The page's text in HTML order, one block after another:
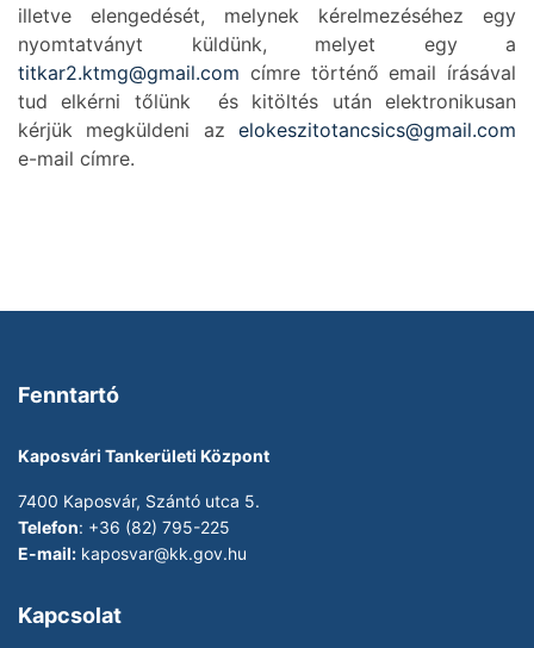
illetve elengedését, melynek kérelmezéséhez egy
nyomtatványt küldünk, melyet egy a
titkar2.ktmg@gmail.com címre történő email írásával
tud elkérni tőlünk és kitöltés után elektronikusan
kérjük megküldeni az elokeszitotancsics@gmail.com
e-mail címre.
Fenntartó
Kaposvári Tankerületi Központ
7400 Kaposvár, Szántó utca 5.
Telefon: +36 (82) 795-225
E-mail: kaposvar@kk.gov.hu
Kapcsolat